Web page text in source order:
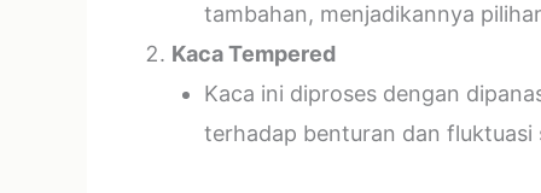
tambahan, menjadikannya
Kaca Tempered
Kaca ini diproses dengan
terhadap benturan dan